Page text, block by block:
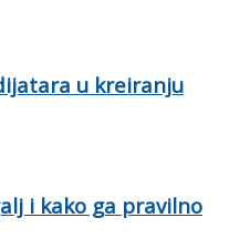
u kreiranju
i kako ga pravilno